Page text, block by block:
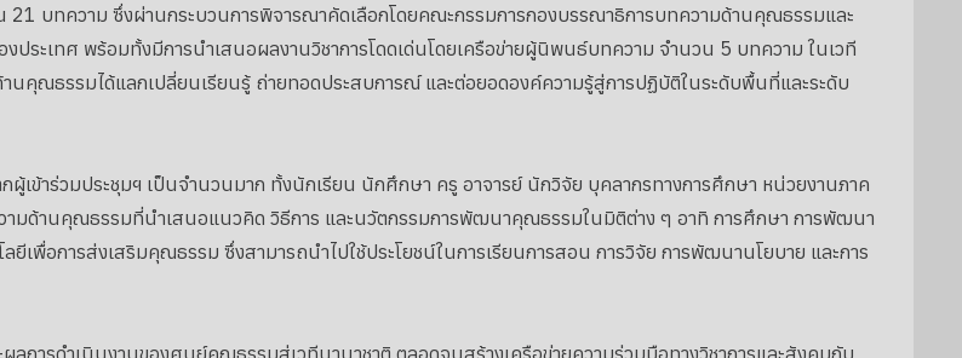
บทความ ซึ่งผ่านกระบวนการพิจารณาคัดเลือกโดยคณะกรรมการกองบรรณาธิการบทความด้านคุณธรรมและ
ะเทศ พร้อมทั้งมีการนำเสนอผลงานวิชาการโดดเด่นโดยเครือข่ายผู้นิพนธ์บทความ จำนวน 5 บทความ ในเวที
นคุณธรรมได้แลกเปลี่ยนเรียนรู้ ถ่ายทอดประสบการณ์ และต่อยอดองค์ความรู้สู่การปฏิบัติในระดับพื้นที่และระดับ
เข้าร่วมประชุมฯ เป็นจำนวนมาก ทั้งนักเรียน นักศึกษา ครู อาจารย์ นักวิจัย บุคลากรทางการศึกษา หน่วยงานภาค
วามด้านคุณธรรมที่นำเสนอแนวคิด วิธีการ และนวัตกรรมการพัฒนาคุณธรรมในมิติต่าง ๆ อาทิ การศึกษา การพัฒนา
เพื่อการส่งเสริมคุณธรรม ซึ่งสามารถนำไปใช้ประโยชน์ในการเรียนการสอน การวิจัย การพัฒนานโยบาย และการ
การดำเนินงานของศูนย์คุณธรรมสู่เวทีนานาชาติ ตลอดจนสร้างเครือข่ายความร่วมมือทางวิชาการและสังคมกับ